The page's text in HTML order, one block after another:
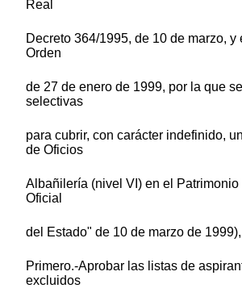
Real
Decreto 364/1995, de 10 de marzo, y
Orden
de 27 de enero de 1999, por la que
selectivas
para cubrir, con carácter indefinido,
de Oficios
Albañilería (nivel VI) en el
Oficial
del Estado" de 10 de marzo de
Primero.-Aprobar las listas de
excluidos